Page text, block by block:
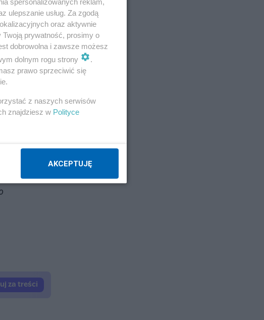
–
ulepszanie usług. Za zgodą
oraz aktywnie
prywatność, prosimy o
dobrowolna i zawsze możesz
dolnym rogu strony
.
prawo sprzeciwić się
z naszych serwisów
znajdziesz w Polityce
AKCEPTUJĘ